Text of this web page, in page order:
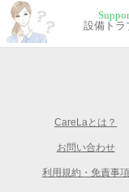
設備トラ
CareLaとは？
お問い合わせ
利用規約・免責事項